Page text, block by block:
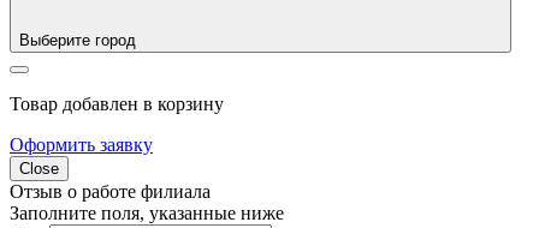
Выберите город
Товар добавлен в корзину
Оформить заявку
Close
Отзыв о работе филиала
Заполните поля, указанные ниже